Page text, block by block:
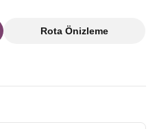
Rota Önizleme